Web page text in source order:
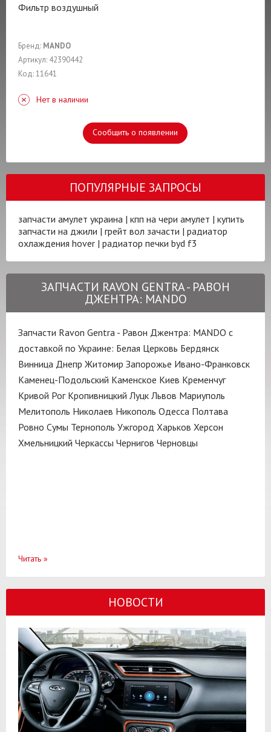
Фильтр воздушный
Бренд: MANDO
Артикул: 42390442
Код: 11641
Нет в наличии
Сообщить о появлении
ПОПУЛЯРНЫЕ ЗАПРОСЫ
запчасти амулет украина | кпп на чери амулет | купить
запчасти на джили | грейт вол зачасти | радиатор
охлаждения hover | радиатор печки byd f3
ЗАПЧАСТИ RAVON GENTRA - РАВОН
ДЖЕНТРА: MANDO
Запчасти Ravon Gentra - Равон Джентра: MANDO с
доставкой по Украине: Белая Церковь Бердянск
Винница Днепр Житомир Запорожье Ивано-Франковск
Каменец-Подольский Каменское Киев Кременчуг
Кривой Рог Кропивницкий Луцк Львов Мариуполь
Мелитополь Николаев Никополь Одесса Полтава
Ровно Сумы Тернополь Ужгород Харьков Херсон
Хмельницкий Черкассы Чернигов Черновцы
Читать »
НОВОСТИ